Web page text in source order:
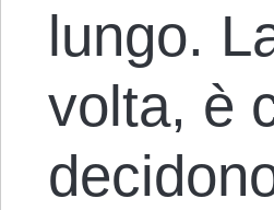
lungo.
volta, è